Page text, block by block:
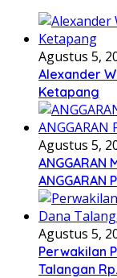
Agustus 5,
Alexander
Ketapang
Agustus 5,
ANGGARAN
ANGGARAN
Agustus 5,
Perwakilan
Talangan